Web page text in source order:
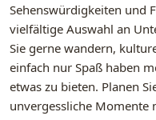
Sehenswürdigkeiten und
vielfältige Auswahl an
Sie gerne wandern,
einfach nur Spaß haben
etwas zu bieten. Planen
unvergessliche Momente